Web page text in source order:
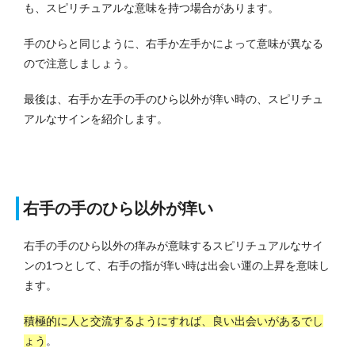
も、スピリチュアルな意味を持つ場合があります。
手のひらと同じように、右手か左手かによって意味が異なる
ので注意しましょう。
最後は、右手か左手の手のひら以外が痒い時の、スピリチュ
アルなサインを紹介します。
右手の手のひら以外が痒い
右手の手のひら以外の痒みが意味するスピリチュアルなサイ
ンの1つとして、右手の指が痒い時は出会い運の上昇を意味し
ます。
積極的に人と交流するようにすれば、良い出会いがあるでし
ょう 。